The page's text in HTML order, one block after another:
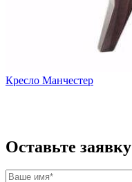
Кресло Манчестер
Оставьте заявку